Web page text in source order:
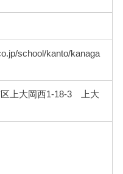
school/kanto/kanaga
上大岡西1-18-3 上大